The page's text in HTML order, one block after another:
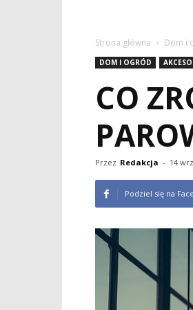
Strona główna Dom i
DOM I OGRÓD
CO
Przez Redakcja - 14
Podziel się na